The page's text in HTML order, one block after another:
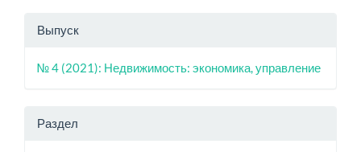
Выпуск
№ 4 (2021): Недвижимость: экономика, управление
Раздел